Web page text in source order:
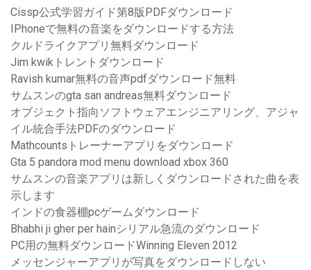
Cissp公式学習ガイド第8版PDFダウンロード
IPhoneで無料の音楽をダウンロードする方法
クルドライクアプリ無料ダウンロード
Jim kwikトレントダウンロード
Ravish kumar無料の音声pdfダウンロード無料
サムスンのgta san andreas無料ダウンロード
オブジェクト指向ソフトウェアエンジニアリング、アジャ
イル統合手法PDFのダウンロード
Mathcountsトレーナーアプリをダウンロード
Gta 5 pandora mod menu download xbox 360
サムスンの音楽アプリは新しくダウンロードされた曲を表
示します
インドの食器棚pcゲームダウンロード
Bhabhi ji gher per hainシリアル急流のダウンロード
PC用の無料ダウンロードWinning Eleven 2012
メッセンジャーアプリが写真をダウンロードしない